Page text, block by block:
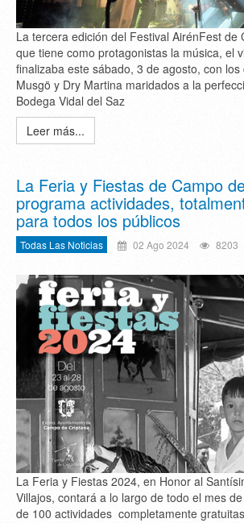
La tercera edición del Festival AirénFest de
que tiene como protagonistas la música, el
finalizaba este sábado, 3 de agosto, con
Musgö y Dry Martina maridados a la
Bodega Vidal del Saz
Leer más...
La Feria y Fiestas de Campo
programa actividades,
para todos los públicos
Todas Las Noticias 02 Ago 2024 8203
La Feria y Fiestas 2024, en Honor al
Villajos, contará a lo largo de todo el mes
de 100 actividades completamente